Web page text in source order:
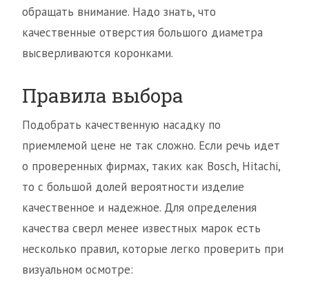
обращать внимание. Надо знать, что
качественные отверстия большого диаметра
высверливаются коронками.
Правила выбора
Подобрать качественную насадку по
приемлемой цене не так сложно. Если речь идет
о проверенных фирмах, таких как Bosch, Hitachi,
то с большой долей вероятности изделие
качественное и надежное. Для определения
качества сверл менее известных марок есть
несколько правил, которые легко проверить при
визуальном осмотре: